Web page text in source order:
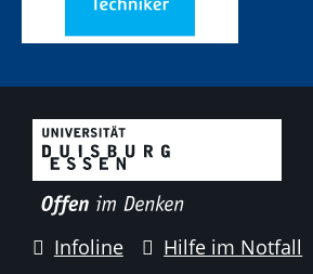
Infoline Hilfe im Notfall